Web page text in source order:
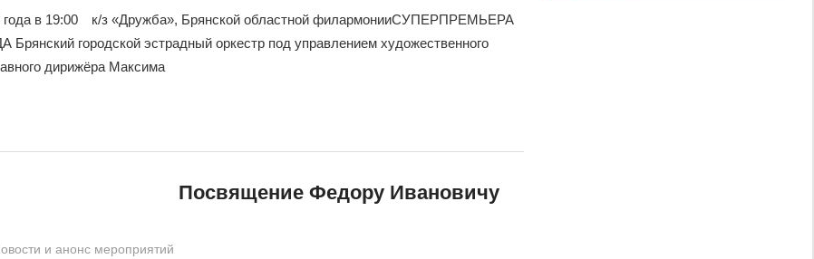
в 19:00 ⠀к/з «Дружба», Брянской областной филармонииСУПЕРПРЕМЬЕРА
городской эстрадный оркестр под управлением художественного
дирижёра Максима
Посвящение Федору Ивановичу
и анонс мероприятий